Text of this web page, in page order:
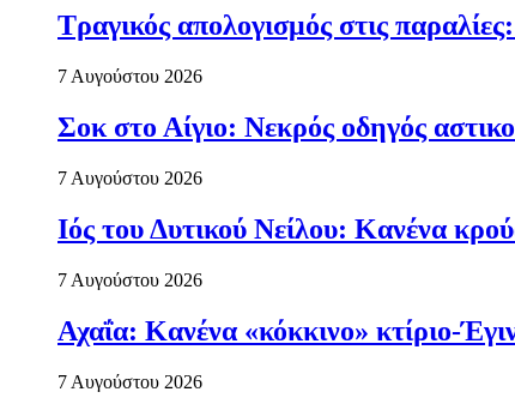
Τραγικός απολογισμός στις
7 Αυγούστου 2026
Σοκ στο Αίγιο: Νεκρός οδηγός
7 Αυγούστου 2026
Ιός του Δυτικού Νείλου: Κανένα
7 Αυγούστου 2026
Αχαΐα: Κανένα «κόκκινο» κτίριο-
7 Αυγούστου 2026